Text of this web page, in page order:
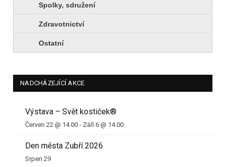
Spolky, sdružení
Zdravotnictví
Ostatní
NADCHÁZEJÍCÍ AKCE
Výstava – Svět kostiček®
Červen 22 @ 14.00 - Září 6 @ 14.00
Den města Zubří 2026
Srpen 29